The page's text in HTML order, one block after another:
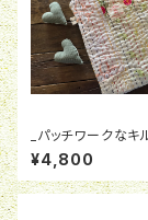
_パッチワークなキ
o2_ from india
キルトケース タブ
ケース
¥4,800